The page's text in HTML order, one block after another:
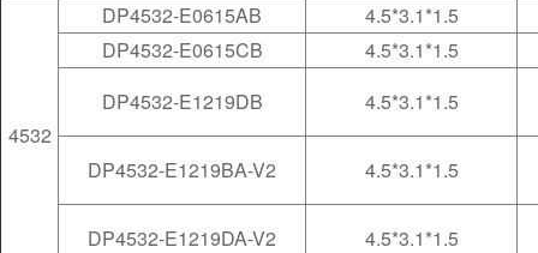
4532
DP4532-E0615AB
4.5*3.1*1.5
DP4532-E0615CB
4.5*3.1*1.5
DP4532-E1219DB
4.5*3.1*1.5
DP4532-E1219BA-V2 4.5*3.1*1.5
DP4532-E1219DA-V2 4.5*3.1*1.5